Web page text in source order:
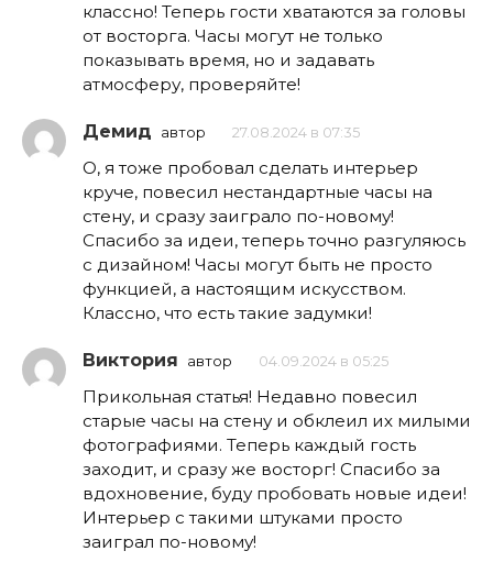
классно! Теперь гости хватаются за головы
от восторга. Часы могут не только
показывать время, но и задавать
атмосферу, проверяйте!
Демид автор 27.08.2024 в 07:35
О, я тоже пробовал сделать интерьер
круче, повесил нестандартные часы на
стену, и сразу заиграло по-новому!
Спасибо за идеи, теперь точно разгуляюсь
с дизайном! Часы могут быть не просто
функцией, а настоящим искусством.
Классно, что есть такие задумки!
Виктория автор 04.09.2024 в 05:25
Прикольная статья! Недавно повесил
старые часы на стену и обклеил их милыми
фотографиями. Теперь каждый гость
заходит, и сразу же восторг! Спасибо за
вдохновение, буду пробовать новые идеи!
Интерьер с такими штуками просто
заиграл по-новому!